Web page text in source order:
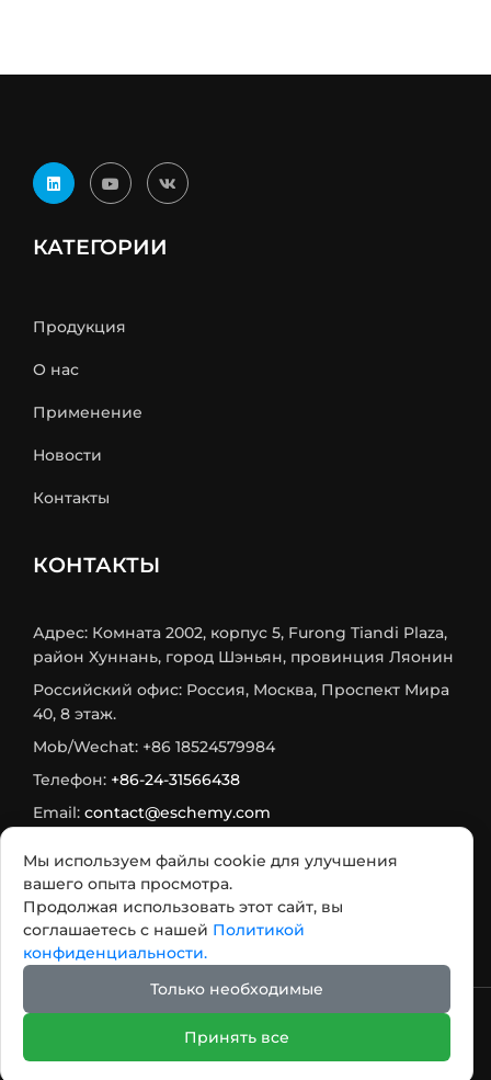
КАТЕГОРИИ
Продукция
О нас
Применение
Новости
Контакты
КОНТАКТЫ
Адрес: Комната 2002, корпус 5, Furong Tiandi Plaza,
район Хуннань, город Шэньян, провинция Ляонин
Российский офис: Россия, Москва, Проспект Мира
40, 8 этаж.
Mob/Wechat: +86 18524579984
Телефон: +86-24-31566438
Email: contact@eschemy.com
Max:+7 933 716-75-73
Telegram:+7 985 482 2564
2007 - 2026 Авторское право @ООО Шэньян Ихуа
Новые Материалы
Мы используем файлы cookie для улучшения
вашего опыта просмотра.
Продолжая использовать этот сайт, вы
соглашаетесь с нашей Политикой
конфиденциальности.
Только необходимые
Принять все